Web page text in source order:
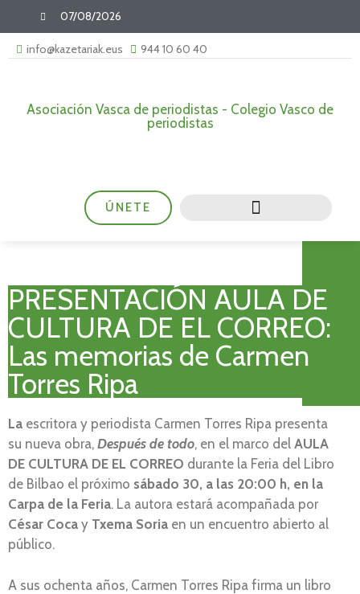
07/08/2026
info@kazetariak.eus 944 10 60 40
Asociación Vasca de periodistas - Colegio Vasco de
periodistas
ÚNETE
PRESENTACIÓN AULA DE
CULTURA DE EL CORREO:
Las memorias de Carmen
Torres Ripa
La escritora y periodista Carmen Torres Ripa presenta
su nueva obra, Después de todo, en el marco del AULA
DE CULTURA DE EL CORREO durante la Feria del Libro
de Bilbao el próximo sábado 30, a las 20:00 h, en la
Carpa de la Feria. La autora estará acompañada por
César Coca y Txema Soria en un encuentro abierto al
público.
A sus ochenta años, Carmen Torres Ripa firma un libro